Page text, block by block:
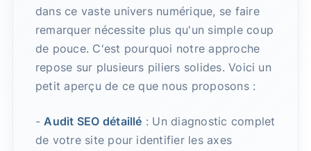
dans ce vaste univers numérique, se faire
remarquer nécessite plus qu'un simple coup
de pouce. C'est pourquoi notre approche
repose sur plusieurs piliers solides. Voici un
petit aperçu de ce que nous proposons :
-Audit SEO détaillé : Un diagnostic complet
de votre site pour identifier les axes